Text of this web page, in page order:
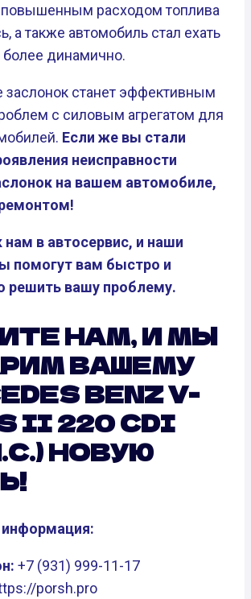
расходом топлива
а также автомобиль стал ехать
более динамично.
станет эффективным
с силовым агрегатом для
Если же вы стали
неисправности
на вашем автомобиле,
нам в автосервис, и наши
помогут вам быстро и
решить вашу проблему.
НАМ, И МЫ
ВАШЕМУ
BENZ V-
II 220 CDI
НОВУЮ
информация:
+7 (931) 999-11-17
porsh.pro